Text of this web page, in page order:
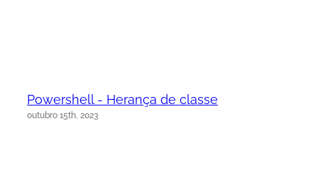
Powershell - Herança de classe
outubro 15th, 2023